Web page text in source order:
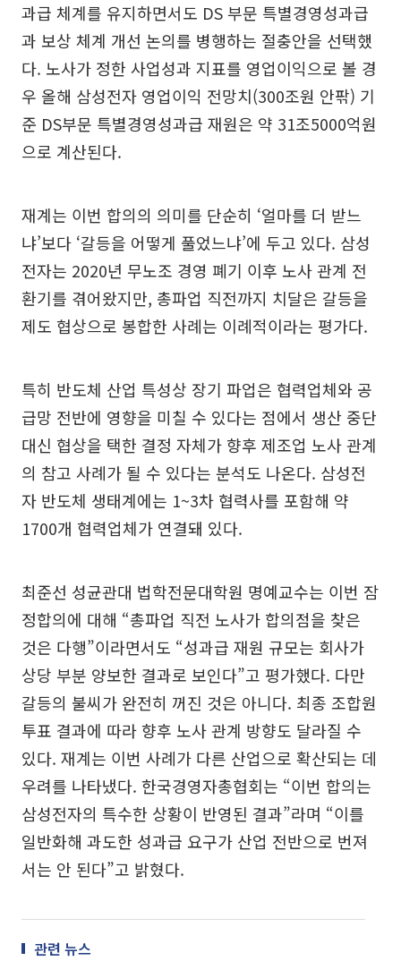
과급 체계를 유지하면서도 DS 부문 특별경영성과급
과 보상 체계 개선 논의를 병행하는 절충안을 선택했
다. 노사가 정한 사업성과 지표를 영업이익으로 볼 경
우 올해 삼성전자 영업이익 전망치(300조원 안팎) 기
준 DS부문 특별경영성과급 재원은 약 31조5000억원
으로 계산된다.
재계는 이번 합의의 의미를 단순히 ‘얼마를 더 받느
냐’보다 ‘갈등을 어떻게 풀었느냐’에 두고 있다. 삼성
전자는 2020년 무노조 경영 폐기 이후 노사 관계 전
환기를 겪어왔지만, 총파업 직전까지 치달은 갈등을
제도 협상으로 봉합한 사례는 이례적이라는 평가다.
특히 반도체 산업 특성상 장기 파업은 협력업체와 공
급망 전반에 영향을 미칠 수 있다는 점에서 생산 중단
대신 협상을 택한 결정 자체가 향후 제조업 노사 관계
의 참고 사례가 될 수 있다는 분석도 나온다. 삼성전
자 반도체 생태계에는 1~3차 협력사를 포함해 약
1700개 협력업체가 연결돼 있다.
최준선 성균관대 법학전문대학원 명예교수는 이번 잠
정합의에 대해 “총파업 직전 노사가 합의점을 찾은
것은 다행”이라면서도 “성과급 재원 규모는 회사가
상당 부분 양보한 결과로 보인다”고 평가했다. 다만
갈등의 불씨가 완전히 꺼진 것은 아니다. 최종 조합원
투표 결과에 따라 향후 노사 관계 방향도 달라질 수
있다. 재계는 이번 사례가 다른 산업으로 확산되는 데
우려를 나타냈다. 한국경영자총협회는 “이번 합의는
삼성전자의 특수한 상황이 반영된 결과”라며 “이를
일반화해 과도한 성과급 요구가 산업 전반으로 번져
서는 안 된다”고 밝혔다.
관련 뉴스